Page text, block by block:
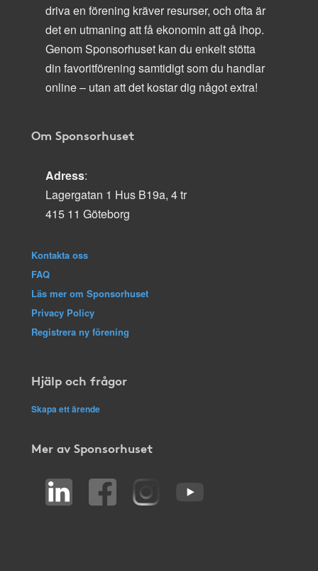
driva en förening kräver resurser, och ofta är
det en utmaning att få ekonomin att gå ihop.
Genom Sponsorhuset kan du enkelt stötta
din favoritförening samtidigt som du handlar
online – utan att det kostar dig något extra!
Om Sponsorhuset
Adress:
Lagergatan 1 Hus B19a, 4 tr
415 11 Göteborg
Kontakta oss
FAQ
Läs mer om Sponsorhuset
Privacy Policy
Registrera ny förening
Hjälp och frågor
Skapa ett ärende
Mer av Sponsorhuset